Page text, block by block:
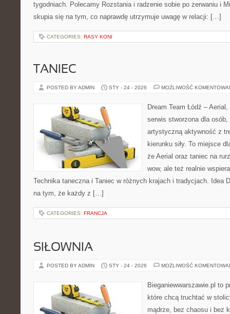
tygodniach. Polecamy Rozstania i radzenie sobie po zerwaniu i
skupia się na tym, co naprawdę utrzymuje uwagę w relacji: […]
CATEGORIES: RASY KONI
TANIEC
POSTED BY ADMIN STY - 24 - 2026 MOŻLIWOŚĆ
Dream Team Łódź –
serwis stworzona dla
artystyczną aktywność z
kierunku siły. To miejsce
że Aerial oraz taniec na
wow, ale też realnie
Technika taneczna i Taniec w różnych krajach i tradycjach. Idea
na tym, że każdy z […]
CATEGORIES: FRANCJA
SIŁOWNIA
POSTED BY ADMIN STY - 24 - 2026 MOŻLIWOŚĆ
Bieganiewwarszawie.pl to
które chcą truchtać w
mądrze, bez chaosu i bez